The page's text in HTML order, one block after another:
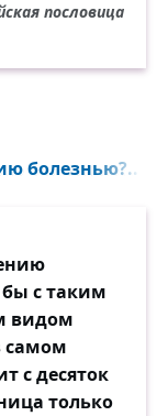
пословица
болезнью?..
бы с таким
видом
самом
с десяток
только